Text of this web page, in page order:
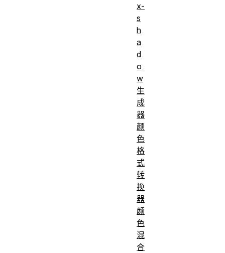
x-
s
h
a
d
o
w
生
成
器
颜
色
格
式
转
换
器
颜
色
混
合